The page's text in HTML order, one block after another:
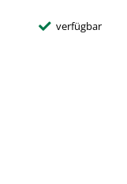
verfügbar